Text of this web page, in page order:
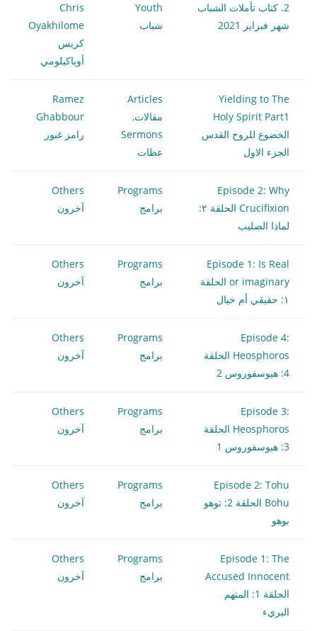
2. كتاب تأملات الشباب
شهر فبراير 2021
Youth
شباب
Chris
Oyakhilome
كريس
أوياكيلومي
Yielding to The
Holy Spirit Part1
الخضوع للروح القدس
الجزء الاول
Articles
مقالات,
Sermons
عظات
Ramez
Ghabbour
رامز غبور
Episode 2: Why
Crucifixion الحلقة ٢:
لماذا الصليب
Programs
برامج
Others
آخرون
Episode 1: Is Real
or imaginary الحلقة
١: حقيقي أم خيال
Programs
برامج
Others
آخرون
Episode 4:
Heosphoros الحلقة
4: هيوسفوروس 2
Programs
برامج
Others
آخرون
Episode 3:
Heosphoros الحلقة
3: هيوسفوروس 1
Programs
برامج
Others
آخرون
Episode 2: Tohu
Bohu الحلقة 2: توهو
بوهو
Programs
برامج
Others
آخرون
Episode 1: The
Accused Innocent
الحلقة 1: المتهم
البريء
Programs
برامج
Others
آخرون